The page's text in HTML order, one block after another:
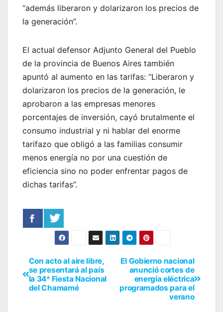
“además liberaron y dolarizaron los precios de
la generación”.
El actual defensor Adjunto General del Pueblo
de la provincia de Buenos Aires también
apuntó al aumento en las tarifas: “Liberaron y
dolarizaron los precios de la generación, le
aprobaron a las empresas menores
porcentajes de inversión, cayó brutalmente el
consumo industrial y ni hablar del enorme
tarifazo que obligó a las familias consumir
menos energía no por una cuestión de
eficiencia sino no poder enfrentar pagos de
dichas tarifas”.
El Gobierno nacional
anunció cortes de
energía eléctrica
programados para el
verano
Con acto al aire libre,
se presentará al país
la 34ª Fiesta Nacional
del Chamamé